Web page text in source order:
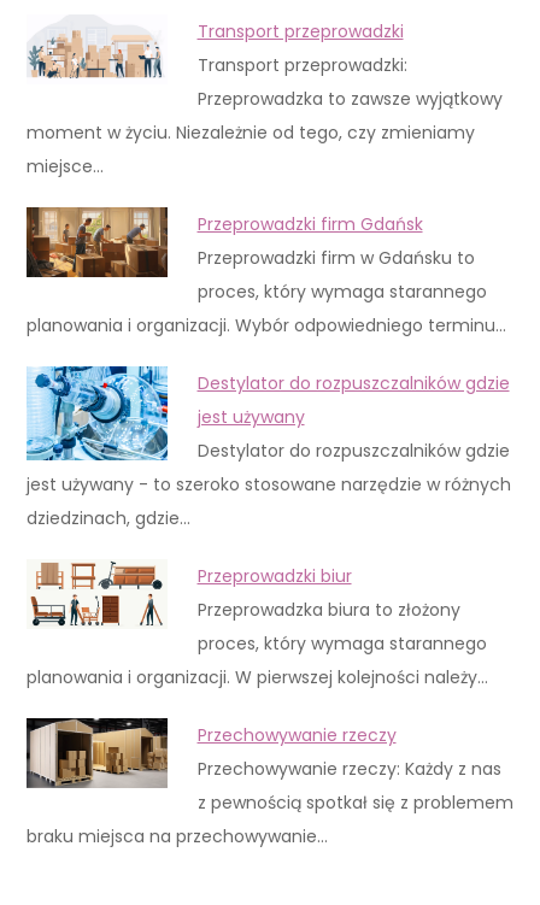
Transport przeprowadzki
Transport przeprowadzki:
Przeprowadzka to zawsze wyjątkowy
moment w życiu. Niezależnie od tego, czy zmieniamy
miejsce…
Przeprowadzki firm Gdańsk
Przeprowadzki firm w Gdańsku to
proces, który wymaga starannego
planowania i organizacji. Wybór odpowiedniego terminu…
Destylator do rozpuszczalników gdzie
jest używany
Destylator do rozpuszczalników gdzie
jest używany - to szeroko stosowane narzędzie w różnych
dziedzinach, gdzie…
Przeprowadzki biur
Przeprowadzka biura to złożony
proces, który wymaga starannego
planowania i organizacji. W pierwszej kolejności należy…
Przechowywanie rzeczy
Przechowywanie rzeczy: Każdy z nas
z pewnością spotkał się z problemem
braku miejsca na przechowywanie…